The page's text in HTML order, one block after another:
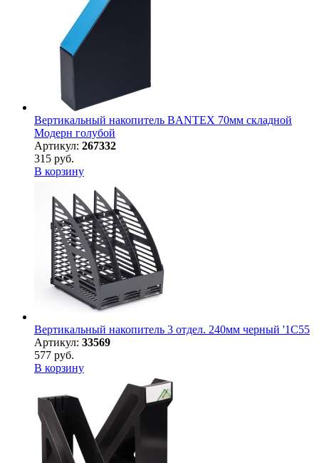
Вертикальный накопитель BANTEX 70мм складной
Модерн голубой
Артикул: 267332
315 руб.
В корзину
Вертикальный накопитель 3 отдел. 240мм черный '1С55
Артикул: 33569
577 руб.
В корзину